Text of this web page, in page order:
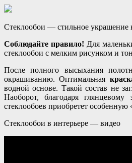
Стеклообои — стильное украшение
Соблюдайте правило! Для
стеклообои с мелким рисунком и
После полного высыхания
окрашиванию. Оптимальная
водной основе. Такой состав не
Наоборот, благодаря глянцевому
стеклообоев приобретет особенную
Стеклообои в интерьере — видео